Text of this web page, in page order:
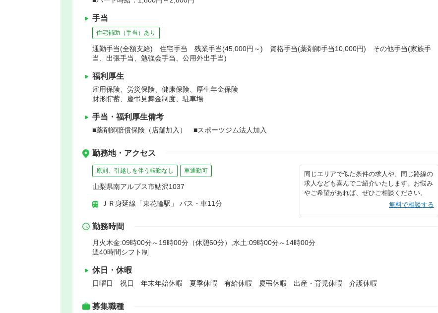
手当
住宅補助（手当）あり
通勤手当(全額支給) 住宅手当 残業手当(45,000円～) 資格手当(薬剤師手当10,000円) その他手当(家族手
当、出張手当、勉強会手当、公用外出手当)
福利厚生
雇用保険、労災保険、健康保険、厚生年金保険
財形貯蓄、慶弔見舞金制度、駐車場
手当・福利厚生備考
■薬剤師賠償保険（店舗加入） ■スポーツジム法人加入
勤務地・アクセス
原則、引越しを伴う転勤なし 車通勤可
山梨県南アルプス市鮎沢1037
ＪＲ身延線「東花輪駅」 バス・車11分
同じエリアで似た条件の求人や、同じ路線の
求人なども喜んでご紹介いたします。お悩み
やご希望があれば、ぜひご相談ください。
無料で相談する
勤務時間
月火木金:09時00分～19時00分（休憩60分）,水土:09時00分～14時00分
週40時間シフト制
休日・休暇
日曜日 祝日 年末年始休暇 夏季休暇 有給休暇 慶弔休暇 出産・育児休暇 介護休暇
募集職種